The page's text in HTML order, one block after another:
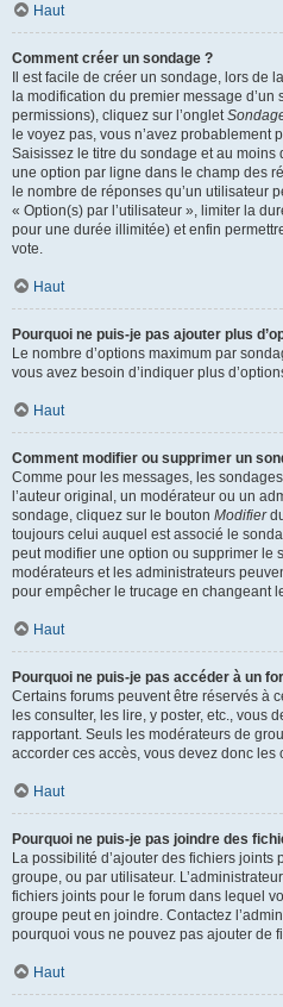
Haut
Comment créer un sondage ?
Il est facile de créer un sondage, lors de
la modification du premier message d’un
permissions), cliquez sur l’onglet
le voyez pas, vous n’avez probablement
Saisissez le titre du sondage et au
une option par ligne dans le champ des
le nombre de réponses qu’un utilisateur
« Option(s) par l’utilisateur », limiter la
pour une durée illimitée) et enfin
vote.
Haut
Pourquoi ne puis-je pas ajouter plus
Le nombre d’options maximum par
vous avez besoin d’indiquer plus
Haut
Comment modifier ou supprimer un
Comme pour les messages, les
l’auteur original, un modérateur ou un
sondage, cliquez sur le bouton Modifier
toujours celui auquel est associé le
peut modifier une option ou supprimer le
modérateurs et les administrateurs
pour empêcher le trucage en changeant
Haut
Pourquoi ne puis-je pas accéder à un
Certains forums peuvent être réservés à
les consulter, les lire, y poster, etc., vous
rapportant. Seuls les modérateurs de
accorder ces accès, vous devez donc les
Haut
Pourquoi ne puis-je pas joindre des
La possibilité d’ajouter des fichiers joints
groupe, ou par utilisateur.
fichiers joints pour le forum dans lequel
groupe peut en joindre. Contactez
pourquoi vous ne pouvez pas ajouter de
Haut